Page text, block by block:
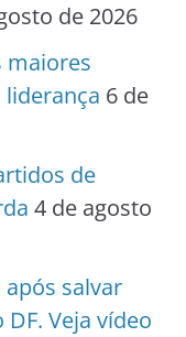
de 2026
maiores
liderança 6 de
de
4 de agosto
salvar
Veja vídeo